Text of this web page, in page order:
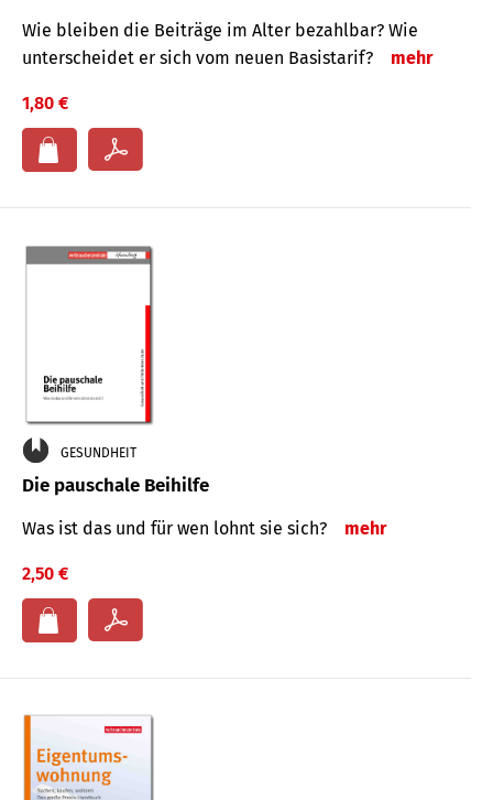
Wie bleiben die Beiträge im Alter bezahlbar? Wie
unterscheidet er sich vom neuen Basistarif?
mehr
1,80 €
GESUNDHEIT
Die pauschale Beihilfe
Was ist das und für wen lohnt sie sich? mehr
2,50 €